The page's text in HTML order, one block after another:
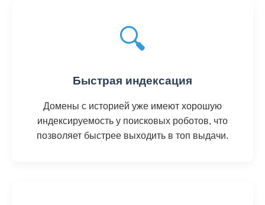
🔍
Быстрая индексация
Домены с историей уже имеют хорошую
индексируемость у поисковых роботов, что
позволяет быстрее выходить в топ выдачи.